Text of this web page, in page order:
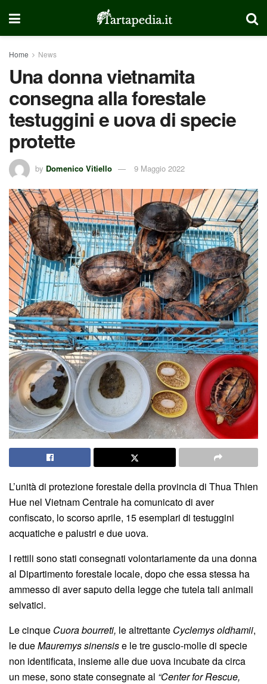
Home News
Una donna vietnamita
consegna alla forestale
testuggini e uova di specie
protette
by Domenico Vitiello 9 Maggio 2022
L’unità di protezione forestale della provincia di Thua Thien
Hue nel Vietnam Centrale ha comunicato di aver
confiscato, lo scorso aprile, 15 esemplari di testuggini
acquatiche e palustri e due uova.
I rettili sono stati consegnati volontariamente da una donna
al Dipartimento forestale locale, dopo che essa stessa ha
ammesso di aver saputo della legge che tutela tali animali
selvatici.
Le cinque Cuora bourreti, le altrettante Cyclemys oldhamii,
le dueMauremys sinensise le tre guscio-molle di specie
non identificata, insieme alle due uova incubate da circa
un mese, sono state consegnate al “Center for Rescue,